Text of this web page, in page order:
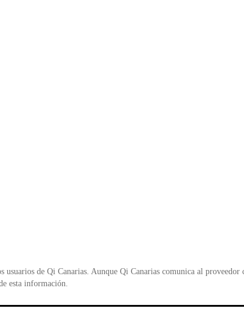
de Qi Canarias. Aunque Qi Canarias comunica al
esta información.